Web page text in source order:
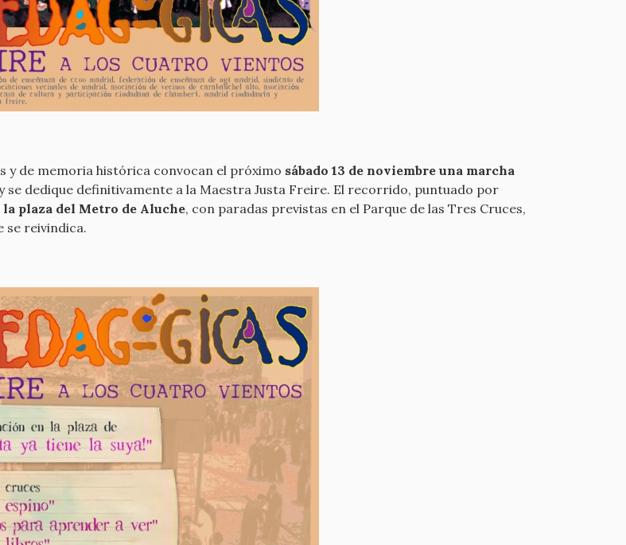
y de memoria histórica convocan el próximo sábado 13 de noviembre una marcha
se dedique definitivamente a la Maestra Justa Freire. El recorrido, puntuado por
la plaza del Metro de Aluche, con paradas previstas en el Parque de las Tres Cruces,
se reivindica.